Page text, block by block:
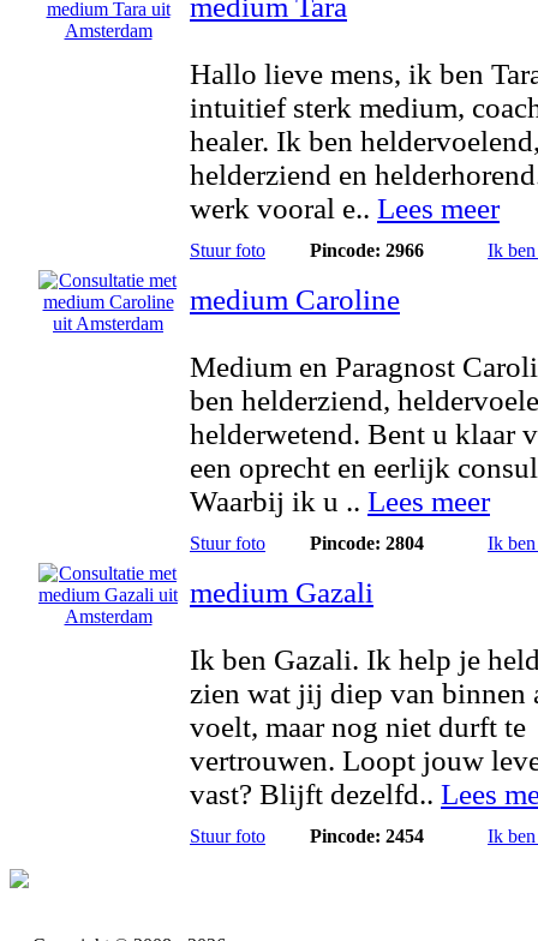
medium Tara
Hallo lieve mens, ik ben
intuitief sterk medium,
healer. Ik ben
helderziend en
werk vooral e.. Lees meer
Stuur foto Pincode: 2966 Ik
medium Caroline
Medium en Paragnost
ben helderziend,
helderwetend. Bent u klaar
een oprecht en eerlijk
Waarbij ik u .. Lees meer
Stuur foto Pincode: 2804 Ik
medium Gazali
Ik ben Gazali. Ik help je
zien wat jij diep van binnen
voelt, maar nog niet durft te
vertrouwen. Loopt jouw
vast? Blijft dezelfd.. Lees
Stuur foto Pincode: 2454 Ik